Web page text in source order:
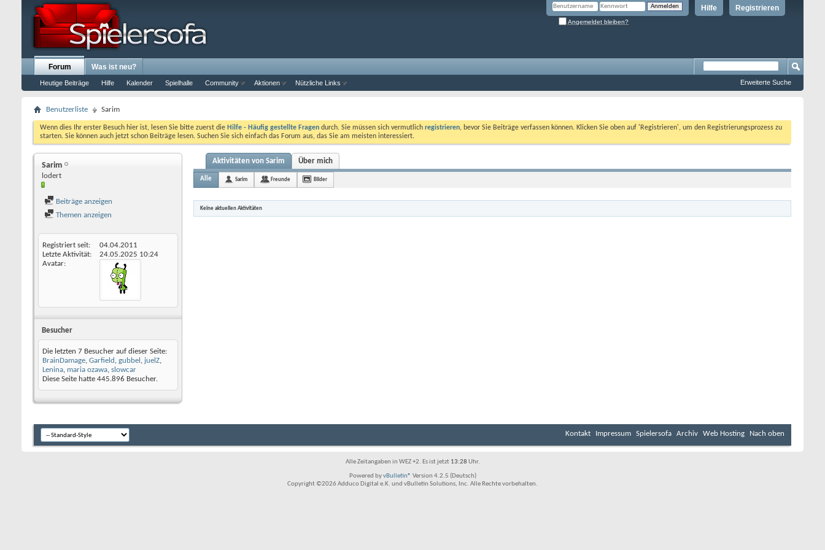
Registrieren
Hilfe
Angemeldet bleiben?
Forum
Heutige Beiträge Hilfe Kalender Spielhalle Community Aktionen Nützliche Links
Was ist neu?
Erweiterte Suche
Benutzerliste Sarim
Wenn dies Ihr erster Besuch hier ist, lesen Sie bitte zuerst die Hilfe - Häufig gestellte Fragen durch. Sie müssen sich vermutlich registrieren, bevor Sie Beiträge verfassen können. Klicken Sie oben auf 'Registrieren', um den Registrierungsprozess zu
starten. Sie können auch jetzt schon Beiträge lesen. Suchen Sie sich einfach das Forum aus, das Sie am meisten interessiert.
Sarim
lodert
Beiträge anzeigen
Themen anzeigen
Registriert seit
04.04.2011
Letzte Aktivität
24.05.2025 10:24
Avatar
Besucher
Die letzten 7 Besucher auf dieser Seite:
BrainDamage, Garfield , gubbel , juelZ,
Lenina, maria ozawa, slowcar
Diese Seite hatte 445.896 Besucher.
Aktivitäten von Sarim Über mich
Alle Sarim Freunde Bilder
Keine aktuellen Aktivitäten
Kontakt Impressum Spielersofa Archiv Web Hosting Nach oben
Alle Zeitangaben in WEZ +2. Es ist jetzt 13:28 Uhr.
Powered byvBulletin® Version 4.2.5 (Deutsch)
Copyright ©2026 Adduco Digital e.K. und vBulletin Solutions, Inc. Alle Rechte vorbehalten.